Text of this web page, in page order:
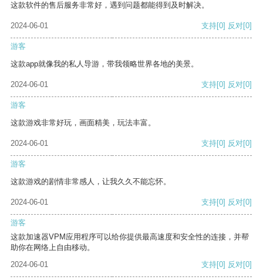
这款软件的售后服务非常好，遇到问题都能得到及时解决。
2024-06-01 支持[0] 反对[0]
游客
这款app就像我的私人导游，带我领略世界各地的美景。
2024-06-01 支持[0] 反对[0]
游客
这款游戏非常好玩，画面精美，玩法丰富。
2024-06-01 支持[0] 反对[0]
游客
这款游戏的剧情非常感人，让我久久不能忘怀。
2024-06-01 支持[0] 反对[0]
游客
这款加速器VPM应用程序可以给你提供最高速度和安全性的连接，并帮
助你在网络上自由移动。
2024-06-01
支持[0] 反对[0]